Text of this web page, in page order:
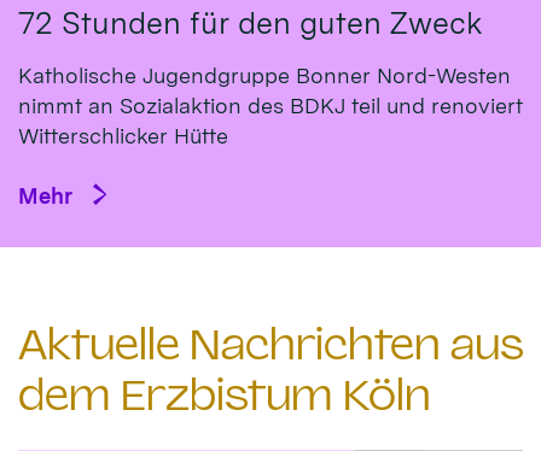
72 Stunden für den guten Zweck
Katholische Jugendgruppe Bonner Nord-Westen
nimmt an Sozialaktion des BDKJ teil und renoviert
Witterschlicker Hütte
Mehr
Aktuelle Nachrichten aus
dem Erzbistum Köln